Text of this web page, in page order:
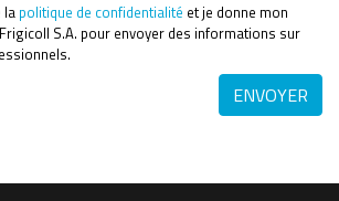
lapolitique de confidentialité et je donne mon
S.A. pour envoyer des informations sur